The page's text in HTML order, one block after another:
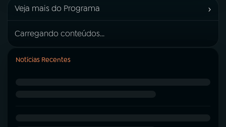
Veja mais do Programa ›
Carregando conteúdos...
Notícias Recentes